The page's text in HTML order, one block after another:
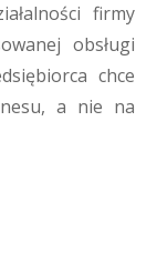
firmy
obsługi
chce
a nie na